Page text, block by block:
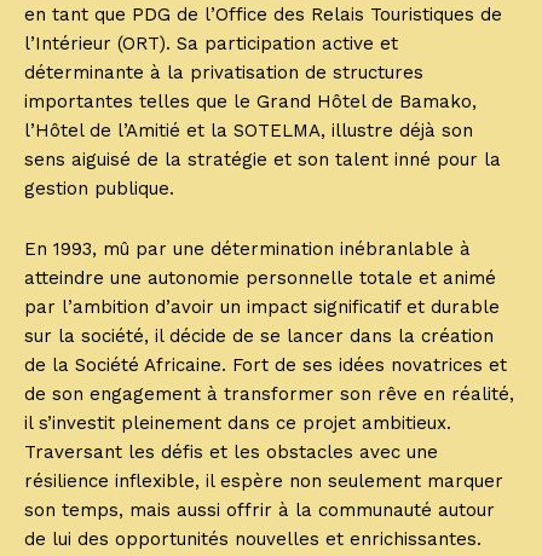
en tant que PDG de l’Office des Relais Touristiques de
l’Intérieur (ORT). Sa participation active et
déterminante à la privatisation de structures
importantes telles que le Grand Hôtel de Bamako,
l’Hôtel de l’Amitié et la SOTELMA, illustre déjà son
sens aiguisé de la stratégie et son talent inné pour la
gestion publique.
En 1993, mû par une détermination inébranlable à
atteindre une autonomie personnelle totale et animé
par l’ambition d’avoir un impact significatif et durable
sur la société, il décide de se lancer dans la création
de la Société Africaine. Fort de ses idées novatrices et
de son engagement à transformer son rêve en réalité,
il s’investit pleinement dans ce projet ambitieux.
Traversant les défis et les obstacles avec une
résilience inflexible, il espère non seulement marquer
son temps, mais aussi offrir à la communauté autour
de lui des opportunités nouvelles et enrichissantes.